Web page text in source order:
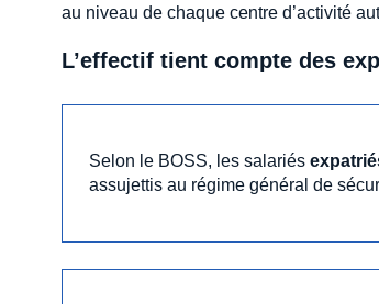
au niveau de chaque centre d’activité
L’effectif tient compte des
Selon le BOSS, les salariés
assujettis au régime général de